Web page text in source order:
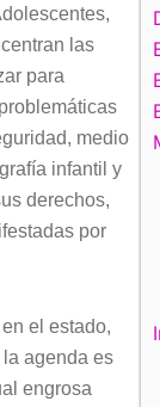
las
para
medio
infantil y
derechos,
por
el estado,
agenda es
engrosa